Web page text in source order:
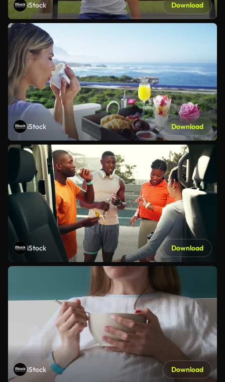
iStock Download
iStock Download
iStock Download
iStock Download